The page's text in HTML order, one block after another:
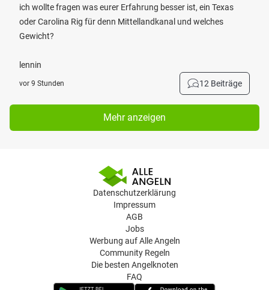
ich wollte fragen was eurer Erfahrung besser ist, ein Texas
oder Carolina Rig für denn Mittellandkanal und welches
Gewicht?
lennin
vor 9 Stunden 12 Beiträge
Mehr anzeigen
Datenschutzerklärung
Impressum
AGB
Jobs
Werbung auf Alle Angeln
Community Regeln
Die besten Angelknoten
FAQ